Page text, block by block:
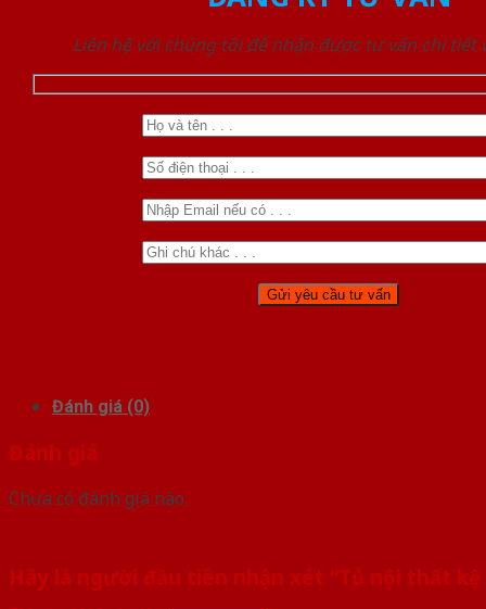
Liên hệ với chúng tôi để nhận được tư vấn chi tiết
Đánh giá (0)
Đánh giá
Chưa có đánh giá nào.
Hãy là người đầu tiên nhận xét “Tủ nội thất kệ